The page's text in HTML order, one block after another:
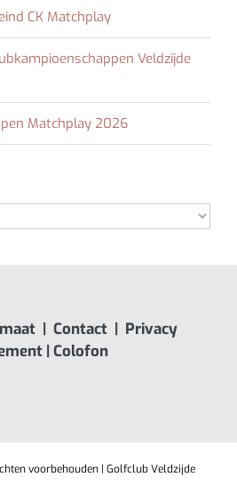
CK Matchplay
Veldzijde
Matchplay 2026
| Contact| Privacy
| Colofon
voorbehouden | Golfclub Veldzijde